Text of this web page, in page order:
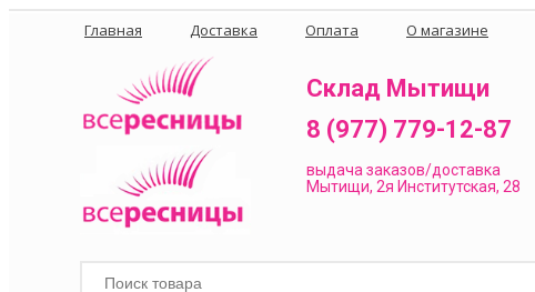
Главная Доставка Оплата О магазине
Склад Мытищи
8 (977) 779-12-87
выдача заказов/доставка
Мытищи, 2я Институтская, 28